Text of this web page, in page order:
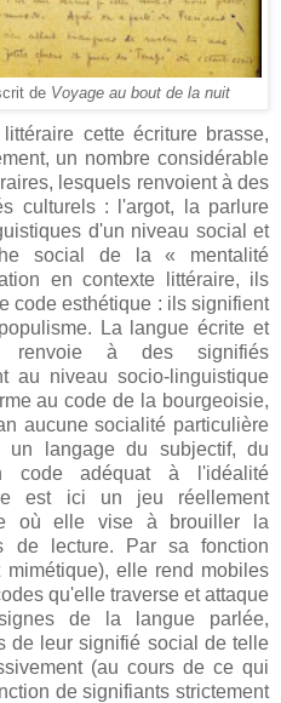
de Voyage au bout de la nuit
cette écriture brasse,
un nombre considérable
lesquels renvoient à des
culturels : l'argot, la parlure
d'un niveau social et
social de la « mentalité
en contexte littéraire, ils
code esthétique : ils signifient
La langue écrite et
à des signifiés
au niveau socio-linguistique
au code de la bourgeoisie,
aucune socialité particulière
langage du subjectif, du
code adéquat à l'idéalité
est ici un jeu réellement
où elle vise à brouiller la
de lecture. Par sa fonction
elle rend mobiles
qu'elle traverse et attaque
de la langue parlée,
de leur signifié social de telle
(au cours de ce qui
de signifiants strictement